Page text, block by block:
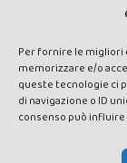
Per fornire le migliori
memorizzare e/o
queste tecnologie ci
di navigazione o ID
consenso può
rights reserved -